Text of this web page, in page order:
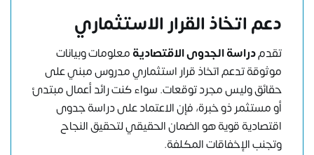
دعم اتخاذ القرار الاستثماري
تقدمدراسة الجدوى الاقتصاديةمعلومات وبيانات
موثوقة تدعم اتخاذ قرار استثماري مدروس مبني على
حقائق وليس مجرد توقعات. سواء كنت رائد أعمال مبتدئ
أو مستثمر ذو خبرة، فإن الاعتماد على دراسة جدوى
اقتصادية قوية هو الضمان الحقيقي لتحقيق النجاح
وتجنب الإخفاقات المكلفة.